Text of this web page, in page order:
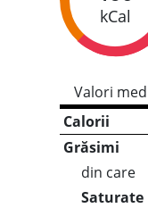
kCal
Valori
Calorii
Grăsimi
din care
Saturate